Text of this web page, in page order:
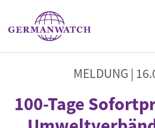
Direkt zum Inhalt
StichwortsucheMELDUNG |
100-Tage